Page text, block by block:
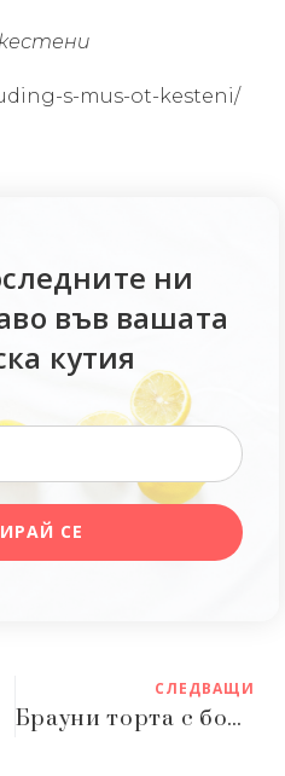
s-mus-ot-kesteni/
ни
във вашата
кутия
СЕ
СЛЕДВАЩИ
Брауни торта с боровинков крем